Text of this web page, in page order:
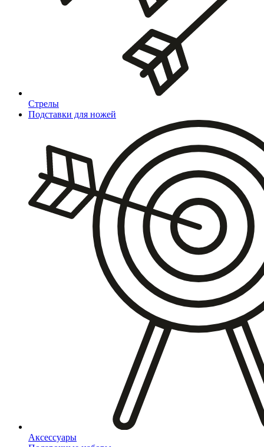
Стрелы
Подставки для ножей
Аксессуары